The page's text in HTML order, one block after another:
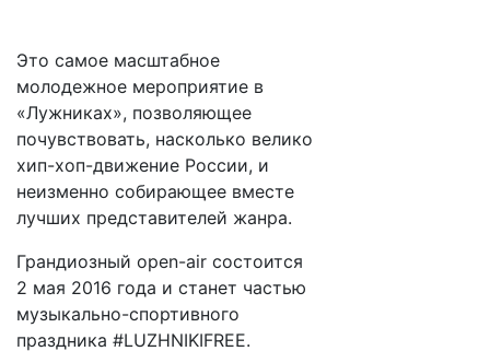
Это самое масштабное
молодежное мероприятие в
«Лужниках», позволяющее
почувствовать, насколько велико
хип-хоп-движение России, и
неизменно собирающее вместе
лучших представителей жанра.
Грандиозный open-air состоится
2 мая 2016 года и станет частью
музыкально-спортивного
праздника #LUZHNIKIFREE.